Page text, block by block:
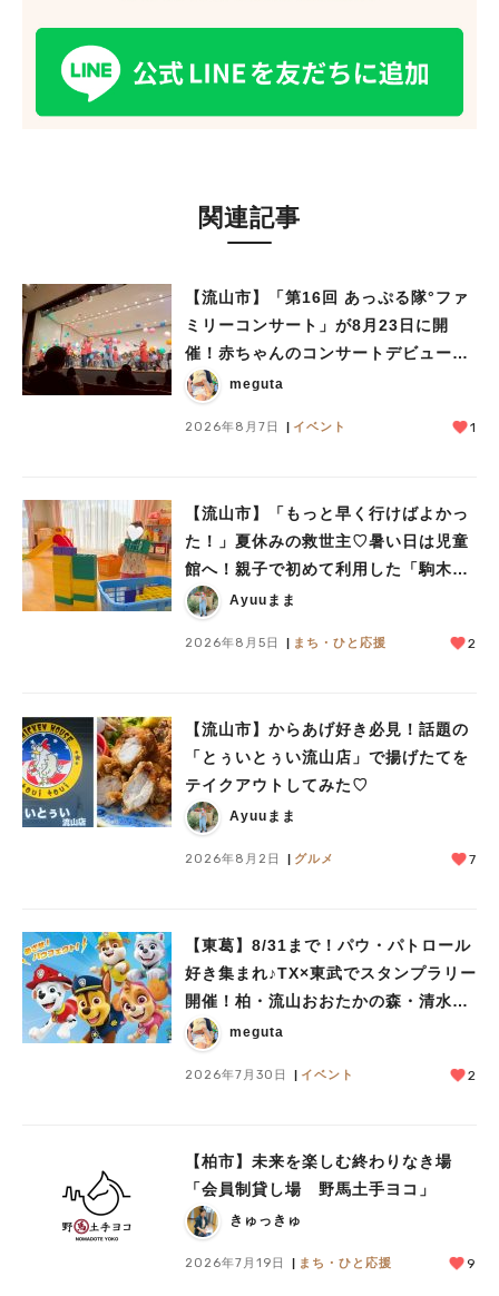
関連記事
【流山市】「第16回 あっぷる隊°ファ
ミリーコンサート」が8月23日に開
催！赤ちゃんのコンサートデビューに
も♪
meguta
2026年8月7日 イベント 1
【流山市】「もっと早く行けばよかっ
た！」夏休みの救世主♡暑い日は児童
館へ！親子で初めて利用した「駒木台
児童館」レポート
Ayuuまま
2026年8月5日 まち・ひと応援 2
【流山市】からあげ好き必見！話題の
「とぅいとぅい流山店」で揚げたてを
テイクアウトしてみた♡
Ayuuまま
2026年8月2日 グルメ 7
【東葛】8/31まで！パウ・パトロール
好き集まれ♪TX×東武でスタンプラリー
開催！柏・流山おおたかの森・清水公
園など10駅を巡ろう
meguta
2026年7月30日 イベント 2
【柏市】未来を楽しむ終わりなき場
「会員制貸し場 野馬土手ヨコ」
きゅっきゅ
2026年7月19日 まち・ひと応援 9
人気のキーワード
#教えたい/こんなの見つけた